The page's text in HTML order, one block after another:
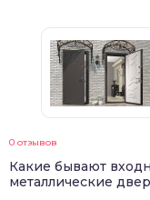
0 отзывов
Какие бывают
металлические